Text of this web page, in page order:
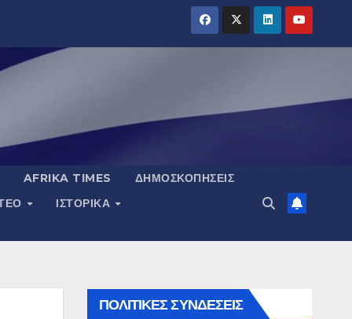
AFRIKA TIMES
ΔΗΜΟΣΚΟΠΉΣΕΙΣ
ΙΣΤΟΡΙΚΆ
ΠΟΛΙΤΙΚΕΣ ΣΥΝΔΕΣΕΙΣ